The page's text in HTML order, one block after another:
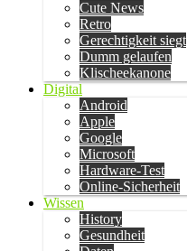
Cute News
Retro
Gerechtigkeit siegt
Dumm gelaufen
Klischeekanone
Digital
Android
Apple
Google
Microsoft
Hardware-Test
Online-Sicherheit
Wissen
History
Gesundheit